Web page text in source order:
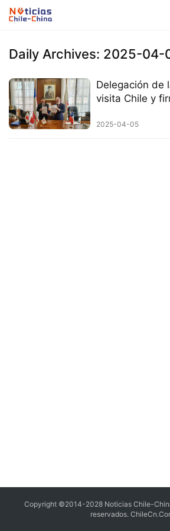
Daily Archives: 2025-04-
Delegación de
visita Chile y
2025-04-05
Copyright ©2014-2028 Noticias Chile-
reservados.